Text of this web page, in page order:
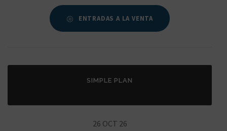
ENTRADAS A LA VENTA
SIMPLE PLAN
26 OCT 26